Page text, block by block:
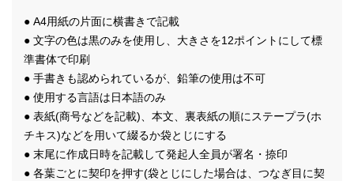
● A4用紙の片面に横書きで記載
● 文字の色は黒のみを使用し、大きさを12ポイントにして標
準書体で印刷
● 手書きも認められているが、鉛筆の使用は不可
● 使用する言語は日本語のみ
● 表紙(商号などを記載)、本文、裏表紙の順にステープラ(ホ
チキス)などを用いて綴るか袋とじにする
● 末尾に作成日時を記載して発起人全員が署名・捺印
● 各葉ごとに契印を押す(袋とじにした場合は、つなぎ目に契